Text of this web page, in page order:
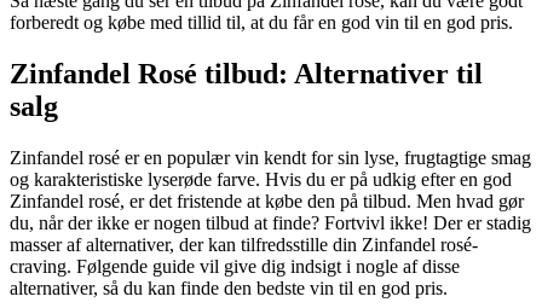
forberedt og købe med tillid til, at du får en god vin til en god pris.
Zinfandel Rosé tilbud: Alternativer til
salg
Zinfandel rosé er en populær vin kendt for sin lyse, frugtagtige smag
og karakteristiske lyserøde farve. Hvis du er på udkig efter en god
Zinfandel rosé, er det fristende at købe den på tilbud. Men hvad gør
du, når der ikke er nogen tilbud at finde? Fortvivl ikke! Der er stadig
masser af alternativer, der kan tilfredsstille din Zinfandel rosé-
craving. Følgende guide vil give dig indsigt i nogle af disse
alternativer, så du kan finde den bedste vin til en god pris.